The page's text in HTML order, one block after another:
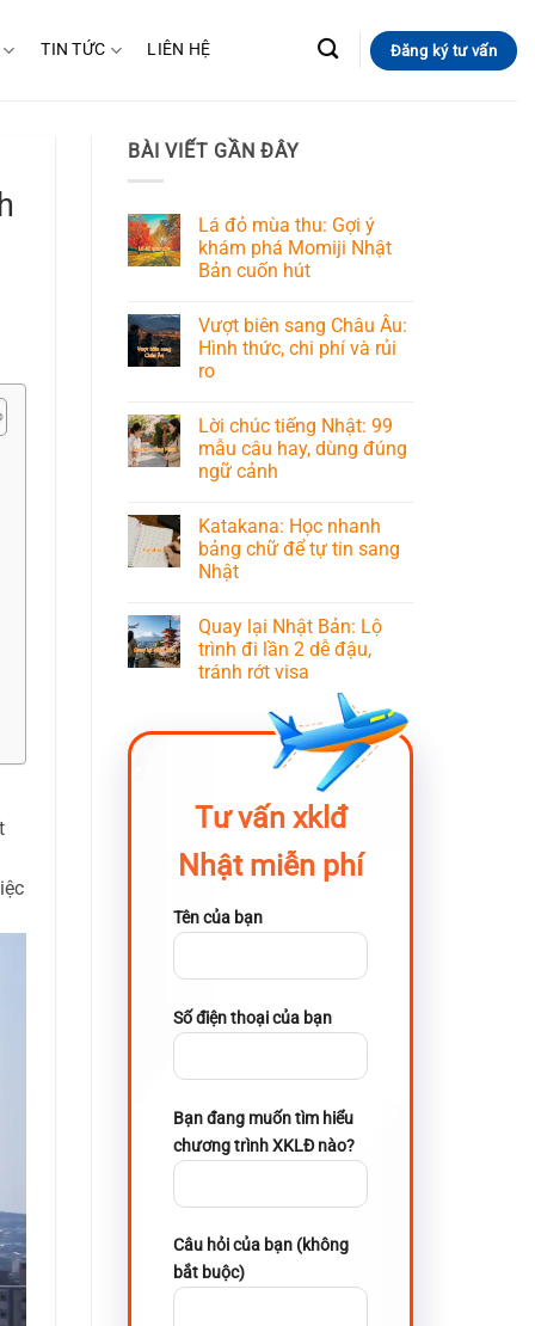
TIN TỨC LIÊN HỆ Đăng ký tư vấn
BÀI VIẾT GẦN ĐÂY
Lá đỏ mùa thu: Gợi ý
khám phá Momiji Nhật
Bản cuốn hút
Vượt biên sang Châu Âu:
Hình thức, chi phí và rủi
ro
Lời chúc tiếng Nhật: 99
mẫu câu hay, dùng đúng
ngữ cảnh
Katakana: Học nhanh
bảng chữ để tự tin sang
Nhật
Quay lại Nhật Bản: Lộ
trình đi lần 2 dễ đậu,
tránh rớt visa
Tư vấn xklđ
Nhật miễn phí
Tên của bạn
Số điện thoại của bạn
Bạn đang muốn tìm hiểu
chương trình XKLĐ nào?
Câu hỏi của bạn (không
bắt buộc)